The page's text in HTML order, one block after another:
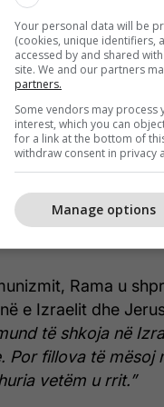
komuniste, të
“Që fëmijë isha i
të izoluar dhe na
e madhe’,
amerikanë,
zyrtar, gazetat
që vret dhe
sime, një katolike
kishte.”
Rama u
e Izraelit dhe
të shkoja në
Por fillova të mësoj
vetëm u rrit.”
Your personal data will be
(cookies, unique identifiers,
accessed by and shared
site. We and our partners
partners.
Some vendors may
interest, which you can
for a link at the bottom of
withdraw consent in privacy
Manage options